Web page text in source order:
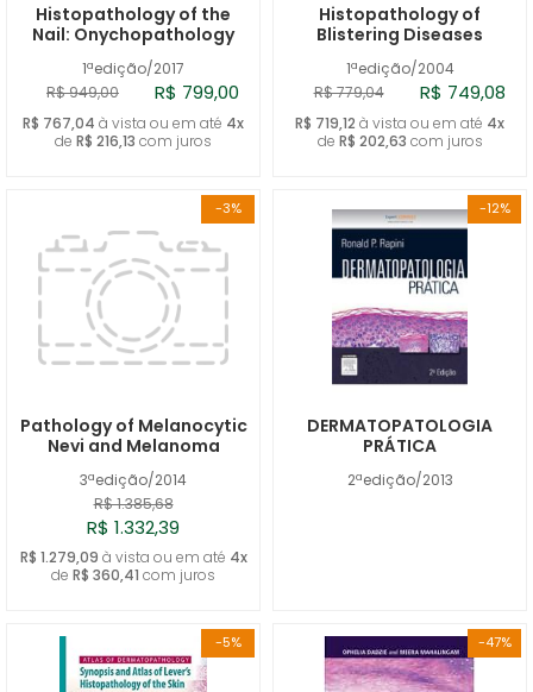
1ªedição/2017
Histopathology of the
Nail: Onychopathology
R$ 949,00 R$ 799,00
R$ 767,04 à vista ou em até 4x
de R$ 216,13 com juros
1ªedição/2004
Histopathology of
Blistering Diseases
R$ 779,04 R$ 749,08
R$ 719,12 à vista ou em até 4x
de R$ 202,63 com juros
-3%
3ªedição/2014
Pathology of Melanocytic
Nevi and Melanoma
R$ 1.385,68
R$ 1.332,39
R$ 1.279,09 à vista ou em até 4x
de R$ 360,41 com juros
-12%
2ªedição/2013
DERMATOPATOLOGIA
PRÁTICA
-5% -47%